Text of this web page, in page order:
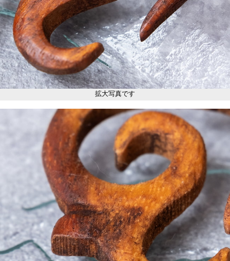
拡大写真です